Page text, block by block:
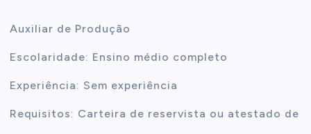
Auxiliar de Produção
Escolaridade: Ensino médio completo
Experiência: Sem experiência
Requisitos: Carteira de reservista ou atestado de